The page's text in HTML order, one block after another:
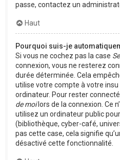
passe, contactez un
Haut
Pourquoi suis-je
Si vous ne cochez pas la case
connexion, vous ne resterez
durée déterminée. Cela
utilise votre compte à votre
ordinateur. Pour rester
de moilors de la connexion. Ce
utilisez un ordinateur public
(bibliothèque, cyber-café,
pas cette case, cela signifie
désactivé cette fonctionnalité.